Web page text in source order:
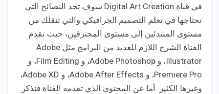
في قناة Digital Art Creation سوف تجد النصائح التي
تحتاجها في تعلم التصميم الجرافيكي والتي تنقلك من
مستوى المبتدئين إلى مستوى المحترفين، حيث تقدم
القناة الشرح اللازم للعديد من البرامج مثل Adobe
Illustrator، و Adobe Photoshop، و Film Editing، و
Premiere Pro، و Adobe After Effects، و Adobe XD،
وغيرها الكثير. أما عن المحتوى الذي تقدمه القناة فنذكر